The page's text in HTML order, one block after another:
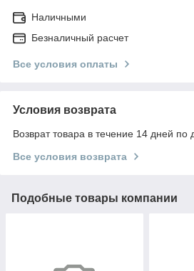
Наличными
Безналичный расчет
Все условия оплаты
Условия возврата
Возврат товара в течение 14 дней по
Все условия возврата
Подобные товары компании